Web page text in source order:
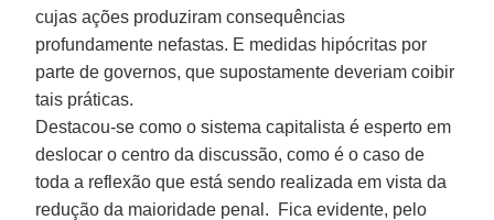
cujas ações produziram consequências
profundamente nefastas. E medidas hipócritas por
parte de governos, que supostamente deveriam coibir
tais práticas.
Destacou-se como o sistema capitalista é esperto em
deslocar o centro da discussão, como é o caso de
toda a reflexão que está sendo realizada em vista da
redução da maioridade penal. Fica evidente, pelo